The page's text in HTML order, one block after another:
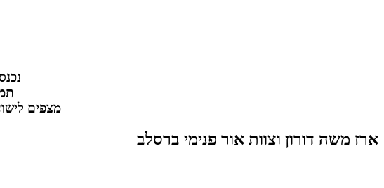
מצפים
ארז משה דורון וצוות אור פנימי​ ברסלב